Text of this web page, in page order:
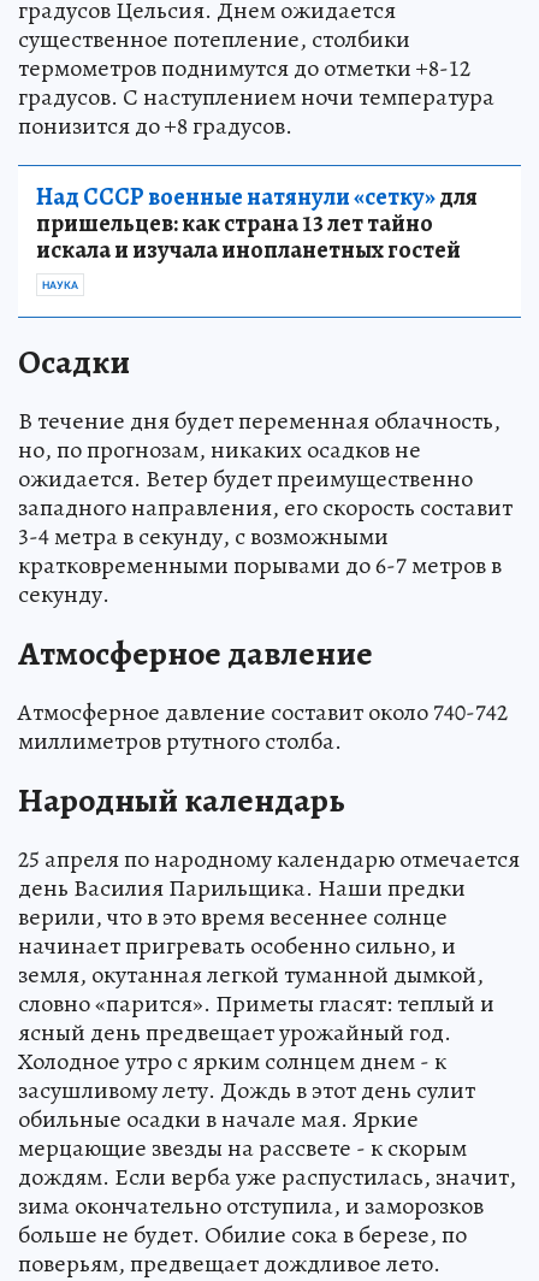
градусов Цельсия. Днем ожидается
существенное потепление, столбики
термометров поднимутся до отметки +8-12
градусов. С наступлением ночи температура
понизится до +8 градусов.
Над СССР военные натянули «сетку»для
пришельцев: как страна 13 лет тайно
искала и изучала инопланетных гостей
НАУКА
Осадки
В течение дня будет переменная облачность,
но, по прогнозам, никаких осадков не
ожидается. Ветер будет преимущественно
западного направления, его скорость составит
3-4 метра в секунду, с возможными
кратковременными порывами до 6-7 метров в
секунду.
Атмосферное давление
Атмосферное давление составит около 740-742
миллиметров ртутного столба.
Народный календарь
25 апреля по народному календарю отмечается
день Василия Парильщика. Наши предки
верили, что в это время весеннее солнце
начинает пригревать особенно сильно, и
земля, окутанная легкой туманной дымкой,
словно «парится». Приметы гласят: теплый и
ясный день предвещает урожайный год.
Холодное утро с ярким солнцем днем - к
засушливому лету. Дождь в этот день сулит
обильные осадки в начале мая. Яркие
мерцающие звезды на рассвете - к скорым
дождям. Если верба уже распустилась, значит,
зима окончательно отступила, и заморозков
больше не будет. Обилие сока в березе, по
поверьям, предвещает дождливое лето.